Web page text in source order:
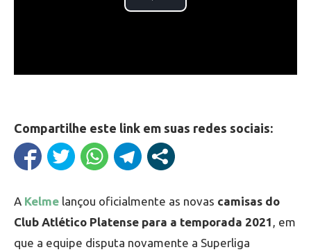
Compartilhe este link em suas redes sociais:
A Kelme lançou oficialmente as novas camisas do
Club Atlético Platense para a temporada 2021
, em
que a equipe disputa novamente a Superliga